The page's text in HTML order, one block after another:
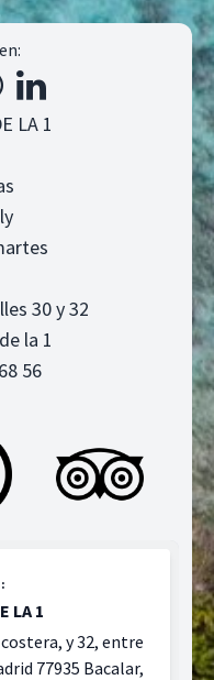
LA 1
30 y 32
la 1
56
LA 1
y 32, entre
77935 Bacalar,